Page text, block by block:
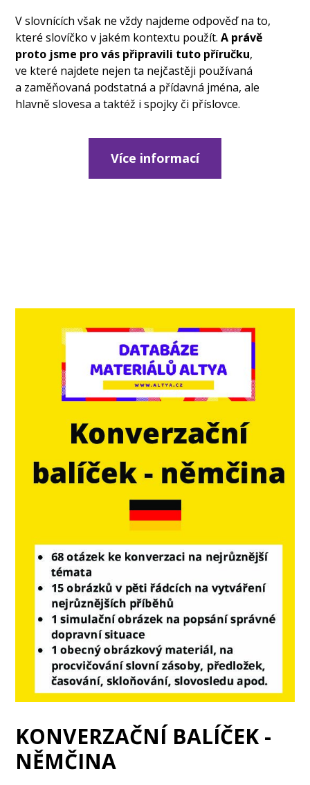
V slovnících však ne vždy najdeme odpověď na to,
které slovíčko v jakém kontextu použít.A právě
proto jsme pro vás připravili tuto příručku,
ve které najdete nejen ta nejčastěji používaná
a zaměňovaná podstatná a přídavná jména, ale
hlavně slovesa a taktéž i spojky či příslovce.
Více informací
KONVERZAČNÍ BALÍČEK -
NĚMČINA